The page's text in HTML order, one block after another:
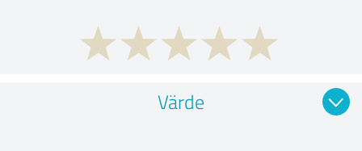
Värde